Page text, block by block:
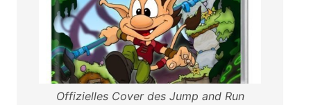
Offizielles Cover des Jump and Run